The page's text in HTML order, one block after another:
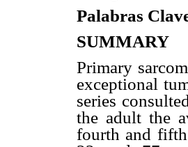
Palabras
SUMMARY
Primary
exceptional
series
the adult the
fourth and